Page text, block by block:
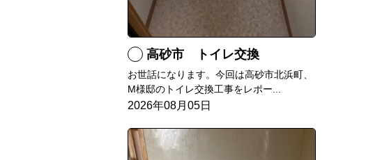
高砂市 トイレ交換
お世話になります。今回は高砂市北浜町、
M様邸のトイレ交換工事をレポー...
2026年08月05日